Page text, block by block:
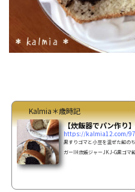
Kalmia＊歳時記
【炊飯器でパン作り
https://kalmia12.com/
黒すりゴマと小豆を混ぜた餡の
ガーIH炊飯ジャーJKJ-G